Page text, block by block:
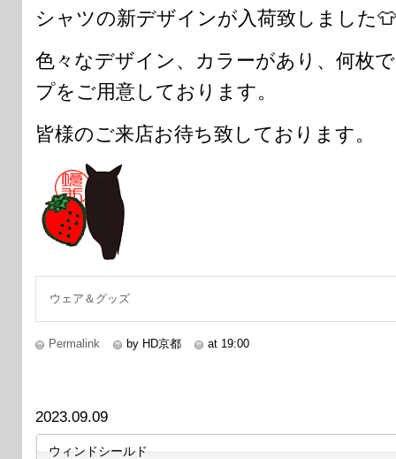
シャツの新デザインが入荷致しました👕
色々なデザイン、カラーがあり、何枚
プをご用意しております。
皆様のご来店お待ち致しております。
ウェア＆グッズ
Permalink by HD京都 at 19:00
2023.09.09
ウィンドシールド